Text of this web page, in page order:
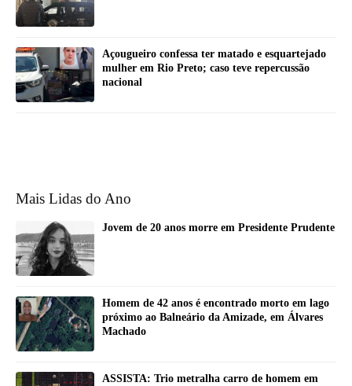
Açougueiro confessa ter matado e esquartejado
mulher em Rio Preto; caso teve repercussão
nacional
Mais Lidas do Ano
Jovem de 20 anos morre em Presidente Prudente
Homem de 42 anos é encontrado morto em lago
próximo ao Balneário da Amizade, em Álvares
Machado
ASSISTA: Trio metralha carro de homem em